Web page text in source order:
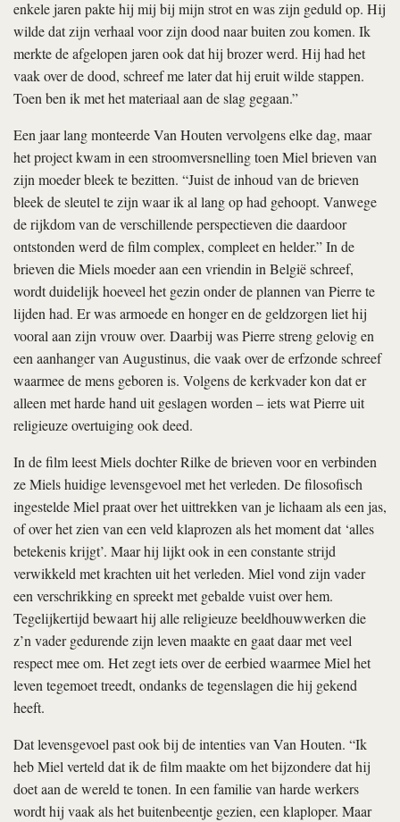
enkele jaren pakte hij mij bij mijn strot en was zijn geduld op. Hij
wilde dat zijn verhaal voor zijn dood naar buiten zou komen. Ik
merkte de afgelopen jaren ook dat hij brozer werd. Hij had het
vaak over de dood, schreef me later dat hij eruit wilde stappen.
Toen ben ik met het materiaal aan de slag gegaan.”
Een jaar lang monteerde Van Houten vervolgens elke dag, maar
het project kwam in een stroomversnelling toen Miel brieven van
zijn moeder bleek te bezitten. “Juist de inhoud van de brieven
bleek de sleutel te zijn waar ik al lang op had gehoopt. Vanwege
de rijkdom van de verschillende perspectieven die daardoor
ontstonden werd de film complex, compleet en helder.” In de
brieven die Miels moeder aan een vriendin in België schreef,
wordt duidelijk hoeveel het gezin onder de plannen van Pierre te
lijden had. Er was armoede en honger en de geldzorgen liet hij
vooral aan zijn vrouw over. Daarbij was Pierre streng gelovig en
een aanhanger van Augustinus, die vaak over de erfzonde schreef
waarmee de mens geboren is. Volgens de kerkvader kon dat er
alleen met harde hand uit geslagen worden – iets wat Pierre uit
religieuze overtuiging ook deed.
In de film leest Miels dochter Rilke de brieven voor en verbinden
ze Miels huidige levensgevoel met het verleden. De filosofisch
ingestelde Miel praat over het uittrekken van je lichaam als een jas,
of over het zien van een veld klaprozen als het moment dat ‘alles
betekenis krijgt’. Maar hij lijkt ook in een constante strijd
verwikkeld met krachten uit het verleden. Miel vond zijn vader
een verschrikking en spreekt met gebalde vuist over hem.
Tegelijkertijd bewaart hij alle religieuze beeldhouwwerken die
z’n vader gedurende zijn leven maakte en gaat daar met veel
respect mee om. Het zegt iets over de eerbied waarmee Miel het
leven tegemoet treedt, ondanks de tegenslagen die hij gekend
heeft.
Dat levensgevoel past ook bij de intenties van Van Houten. “Ik
heb Miel verteld dat ik de film maakte om het bijzondere dat hij
doet aan de wereld te tonen. In een familie van harde werkers
wordt hij vaak als het buitenbeentje gezien, een klaploper. Maar